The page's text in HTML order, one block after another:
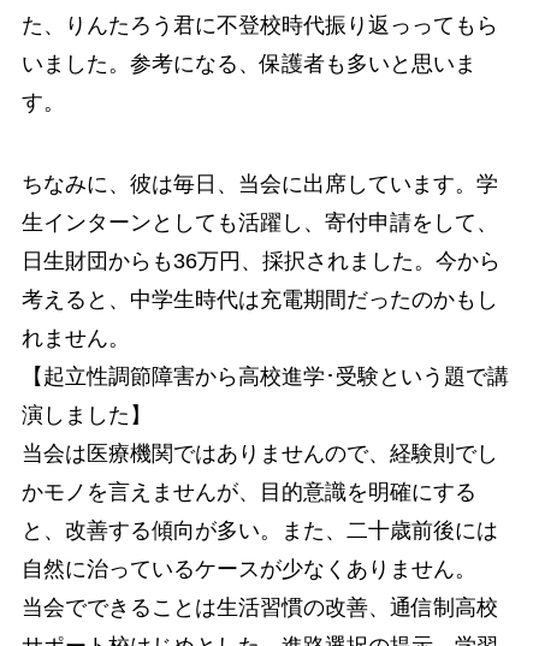
た、りんたろう君に不登校時代振り返っってもら
いました。参考になる、保護者も多いと思いま
す。
ちなみに、彼は毎日、当会に出席しています。学
生インターンとしても活躍し、寄付申請をして、
日生財団からも36万円、採択されました。今から
考えると、中学生時代は充電期間だったのかもし
れません。
【起立性調節障害から高校進学･受験という題で講
演しました】
当会は医療機関ではありませんので、経験則でし
かモノを言えませんが、目的意識を明確にする
と、改善する傾向が多い。また、二十歳前後には
自然に治っているケースが少なくありません。
当会でできることは生活習慣の改善、通信制高校